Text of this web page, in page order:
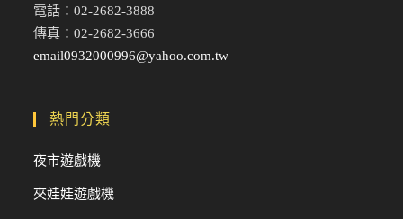
電話：02-2682-3888
傳真：02-2682-3666
email0932000996@yahoo.com.tw
熱門分類
夜市遊戲機
夾娃娃遊戲機